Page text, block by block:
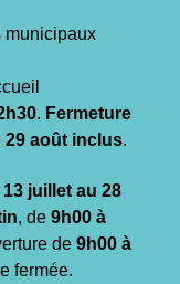
municipaux
. Fermeture
29 août inclus.
13 juillet au 28
, de 9h00 à
de 9h00 à
fermée.